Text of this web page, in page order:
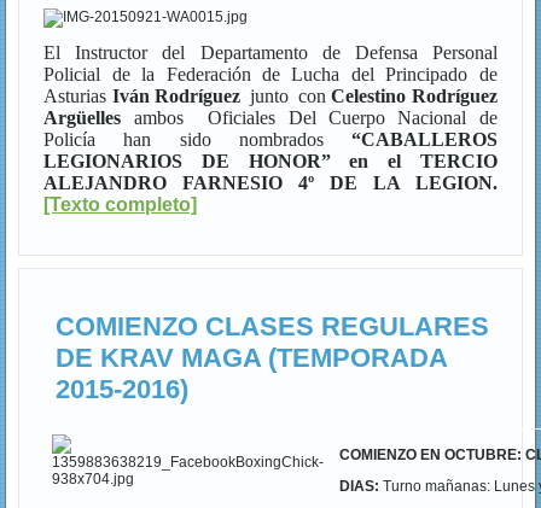
El Instructor del Departamento de Defensa Personal
Policial de la Federación de Lucha del Principado de
Asturias Iván Rodríguez junto conCelestino Rodríguez
Argüelles ambos
Oficiales Del Cuerpo Nacional de
Policía
han sido nombrados
“CABALLEROS
LEGIONARIOS DE HONOR” en el TERCIO
ALEJANDRO FARNESIO 4º DE LA LEGION.
[Texto completo]
COMIENZO CLASES REGULARES
DE KRAV MAGA (TEMPORADA
2015-2016)
COMIENZO EN OCTUBRE:
DIAS: Turno mañanas: Lunes